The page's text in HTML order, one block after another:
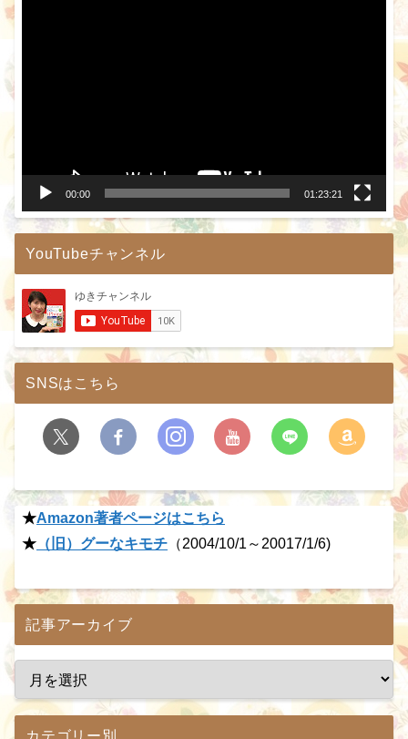
00:00 01:23:21
YouTubeチャンネル
SNSはこちら
★Amazon著者ページはこちら
★ （旧）グーなキモチ （2004/10/1～20017/1/6)
記事アーカイブ
カテゴリー別